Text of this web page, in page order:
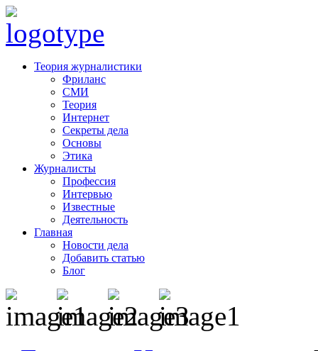
Теория журналистики
Фриланс
СМИ
Теория
Интернет
Секреты дела
Основы
Этика
Журналисты
Профессия
Интервью
Известные
Деятельность
Главная
Новости дела
Добавить статью
Блог